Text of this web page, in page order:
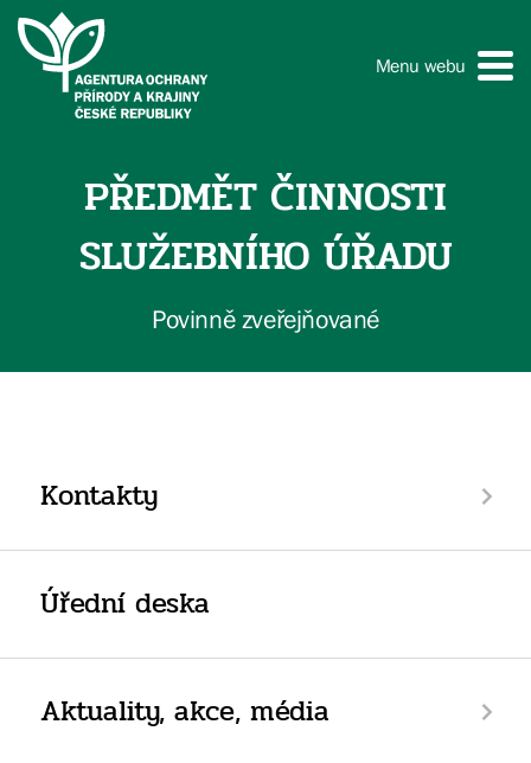
Menu webu
PŘEDMĚT ČINNOSTI
SLUŽEBNÍHO ÚŘADU
Povinně zveřejňované
Kontakty
Úřední deska
Aktuality, akce, média